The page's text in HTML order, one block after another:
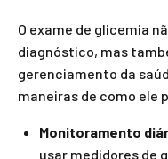
O exame de glicemia
diagnóstico, mas
gerenciamento da
maneiras de como ele
Monitoramento
usar medidores de